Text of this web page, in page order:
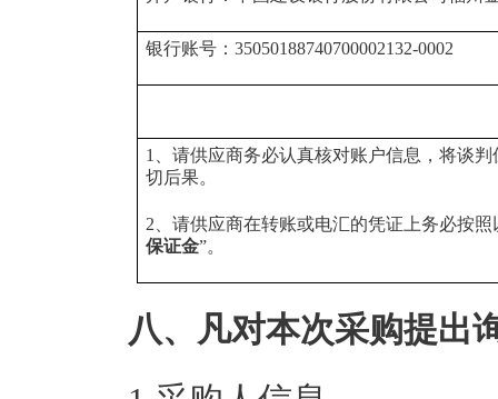
银行账号：35050188740700002132-0002
1、请供应商务必认真核对账户信息，将谈
切后果。
2、请供应商在转账或电汇的凭证上务必按
保证金”。
八、凡对本次采购提出